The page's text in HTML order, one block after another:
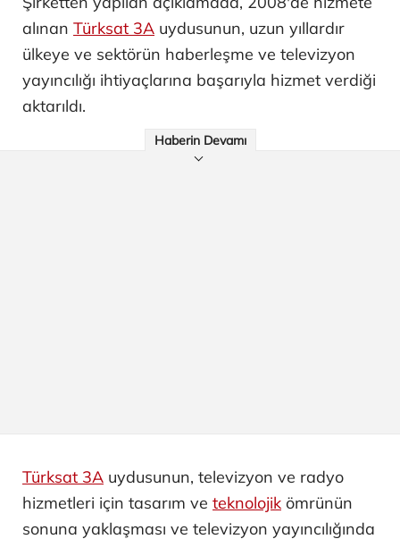
alınan Türksat 3A uydusunun, uzun yıllardır
ülkeye ve sektörün haberleşme ve televizyon
yayıncılığı ihtiyaçlarına başarıyla hizmet verdiği
aktarıldı.
Haberin Devamı
Türksat 3A uydusunun, televizyon ve radyo
hizmetleri için tasarım ve teknolojik ömrünün
sonuna yaklaşması ve televizyon yayıncılığında